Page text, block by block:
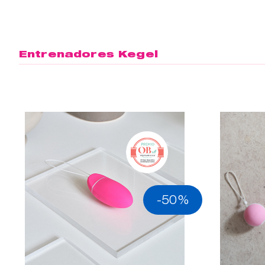
Entrenadores Kegel
-50%